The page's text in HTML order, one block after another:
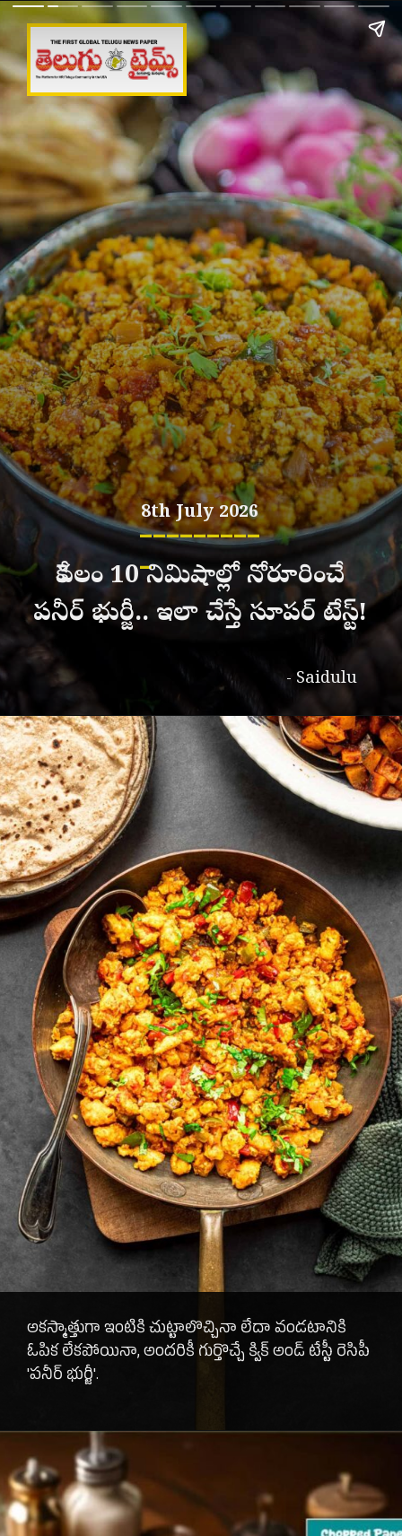
8th July 2026
_________
_
- Saidulu
కేవలం 10 నిమిషాల్లో నోరూరించే
పనీర్ భుర్జీ.. ఇలా చేస్తే సూపర్ టేస్ట్!
అకస్మాత్తుగా ఇంటికి చుట్టాలొచ్చినా లేదా వండటానికి
ఓపిక లేకపోయినా, అందరికీ గుర్తొచ్చే క్విక్ అండ్ టేస్టీ రెసిపీ
'పనీర్ భుర్జీ'.